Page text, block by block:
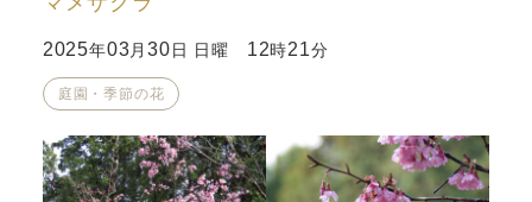
2025年03月30 日 日曜 12時21分
庭園・季節の花